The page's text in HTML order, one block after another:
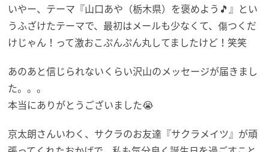
いやー、テーマ『山口あや（栃木県）を褒めよう🎵』とい
うふざけたテーマで、最初はメールも少なくて、傷つくだ
けじゃん！って激おこぷんぷん丸してましたけど！笑笑
あのあと信じられないくらい沢山のメッセージが届きまし
た。。。
本当にありがとうございました😭
京太朗さんいわく、サクラのお友達『サクラメイツ』が頑